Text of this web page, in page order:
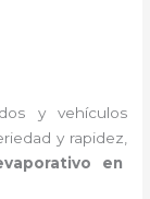
y vehículos
y rapidez,
en